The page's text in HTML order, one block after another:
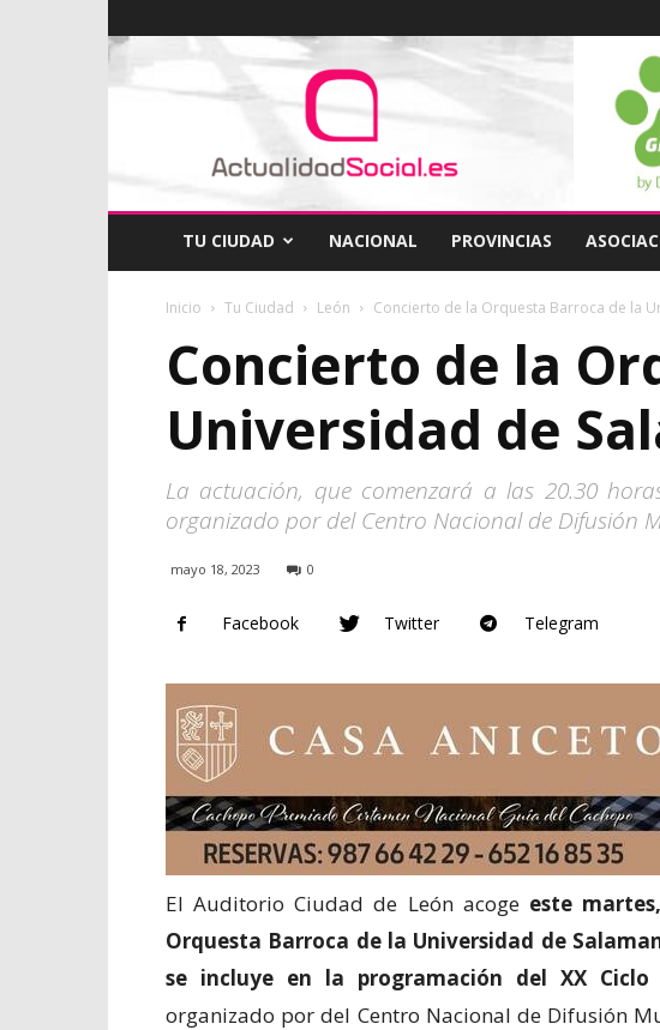
ActualidadSocial
TU CIUDAD NACIONAL PROVINCIAS
Inicio Tu Ciudad León Concierto de la Orquesta Barroca de la
Concierto de la
Universidad de
La actuación, que comenzará a las 20.30
organizado por del Centro Nacional de Difusión
mayo 18, 2023 0
Facebook Twitter Telegram
El Auditorio Ciudad de León acoge este
Orquesta Barroca de la Universidad de
se incluye en la programación del XX
organizado por del Centro Nacional de Difusión